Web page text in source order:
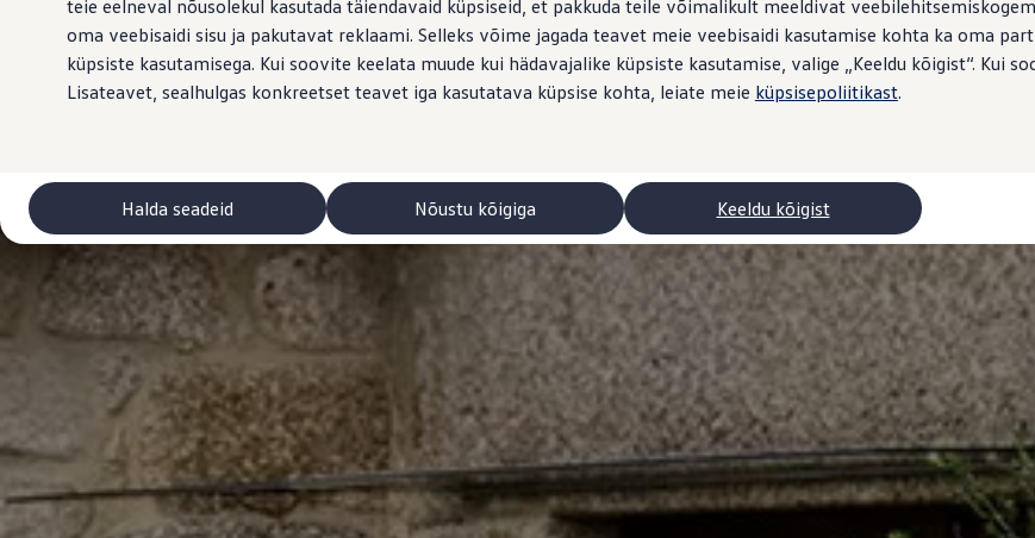
teie eelneval nõusolekul kasutada täiendavaid küpsiseid, et pakkuda teile võimalikult meeldivat
oma veebisaidi sisu ja pakutavat reklaami. Selleks võime jagada teavet meie veebisaidi kasutamise kohta ka oma
küpsiste kasutamisega. Kui soovite keelata muude kui hädavajalike küpsiste kasutamise, valige „Keeldu kõigist“. Kui
Lisateavet, sealhulgas konkreetset teavet iga kasutatava küpsise kohta, leiate meie küpsisepoliitikast.
Nõustu kõigiga Keeldu kõigist
Halda seadeid
Tasuta registreerimistasu sinu uuele Volkswagenile!
Tiguani pistikhübriid
Elektriautod ja hübriidautod
Pistikhübriid
Golf eHybrid
Touareg eHybrid
Ära iial ütle iial
ID. teadmised
Laadimine ja sõiduulatus
Tehnoloogia ja arendus
Üleminek e-mobiilsusele
Jätkusuutlikkus
Elektrisõidukid töökojas: lõpp õlivahetustele
ID. tarkvarauuendus*
Elektriautode tarneajad
Ühenduvus
VW Connect
Kõik teenused
Aktiveerimine
VW Connect teie ID. jaoks.
Car-Net
App-Connect